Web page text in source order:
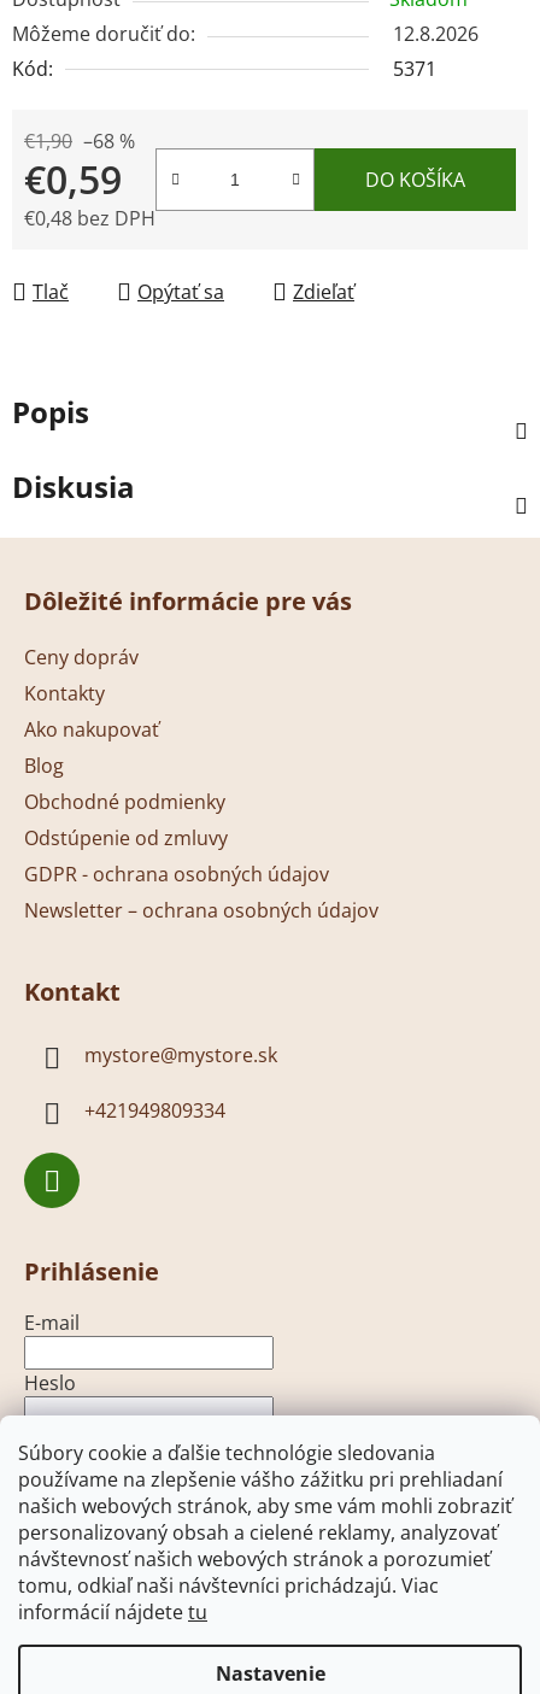
Súbory cookie a ďalšie technológie sledovania
používame na zlepšenie vášho zážitku pri prehliadaní
našich webových stránok, aby sme vám mohli zobraziť
personalizovaný obsah a cielené reklamy, analyzovať
návštevnosť našich webových stránok a porozumieť
tomu, odkiaľ naši návštevníci prichádzajú. Viac
informácií nájdetetu
Nastavenie
Môžeme doručiť do:
12.8.2026
Kód:
5371
€1,90 –68 %
€0,59
€0,48 bez DPH
DO KOŠÍKA
Tlač Opýtať sa Zdieľať
Popis
Diskusia
Z
Dôležité informácie pre vás
Ceny dopráv
Kontakty
Ako nakupovať
Blog
Obchodné podmienky
Odstúpenie od zmluvy
GDPR - ochrana osobných údajov
Newsletter – ochrana osobných údajov
Kontakt
mystore@mystore.sk
+421949809334
Prihlásenie
E-mail
Heslo
PRIHLÁSIŤ SA
Nová registrácia Zabudnuté heslo
Heureka.sk Facebook Pohony brán - open-gate.sk
Pohony brán - open-gate.cz